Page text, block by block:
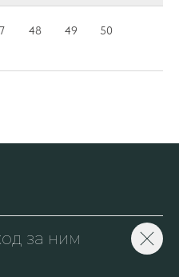
48 49 50
за ним